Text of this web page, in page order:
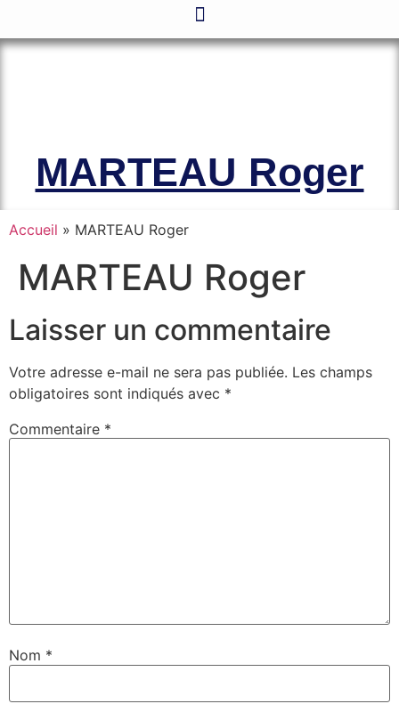
MARTEAU Roger
Accueil » MARTEAU Roger
MARTEAU Roger
Laisser un commentaire
Votre adresse e-mail ne sera pas publiée. Les champs
obligatoires sont indiqués avec *
Commentaire *
Nom *